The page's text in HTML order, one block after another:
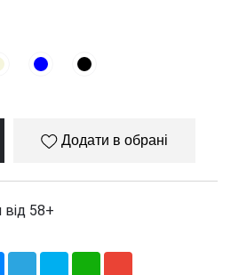
Додати в обрані
від 58+
Messenger
TelegramSkypeWhatsApp